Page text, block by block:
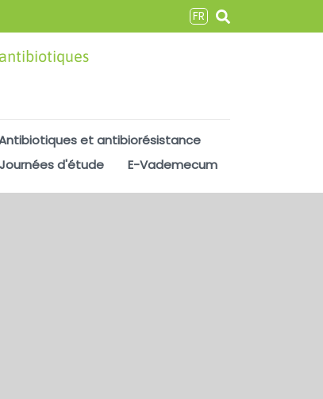
FR
et antibiorésistance
Journées d'étude E-Vademecum